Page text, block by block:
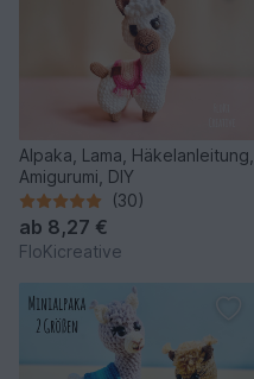
Alpaka, Lama, Häkelanleitung,
Amigurumi, DIY
(30)
ab 8,27 €
FloKicreative